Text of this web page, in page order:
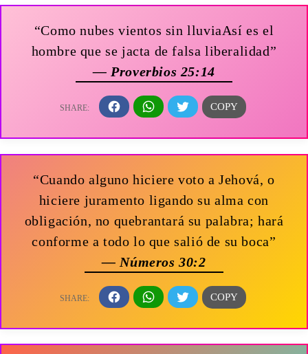
“Como nubes vientos sin lluviaAsí es el
hombre que se jacta de falsa liberalidad”
— Proverbios 25:14
“Cuando alguno hiciere voto a Jehová, o
hiciere juramento ligando su alma con
obligación, no quebrantará su palabra; hará
conforme a todo lo que salió de su boca”
— Números 30:2